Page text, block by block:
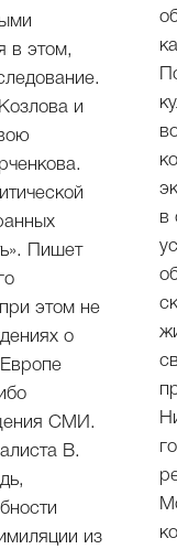
в этом,
и
Пишет
этом не
о
СМИ.
В.
из
в